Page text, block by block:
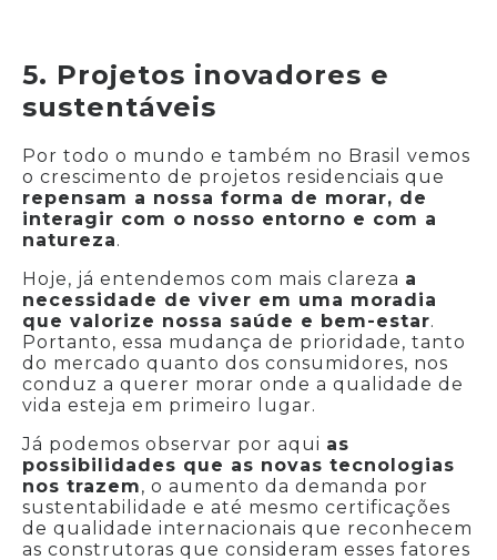
5. Projetos inovadores e
sustentáveis
Por todo o mundo e também no Brasil vemos
o crescimento de projetos residenciais que
repensam a nossa forma de morar, de
interagir com o nosso entorno e com a
natureza.
Hoje, já entendemos com mais clareza a
necessidade de viver em uma moradia
que valorize nossa saúde e bem-estar.
Portanto, essa mudança de prioridade, tanto
do mercado quanto dos consumidores, nos
conduz a querer morar onde a qualidade de
vida esteja em primeiro lugar.
Já podemos observar por aqui as
possibilidades que as novas tecnologias
nos trazem, o aumento da demanda por
sustentabilidade e até mesmo certificações
de qualidade internacionais que reconhecem
as construtoras que consideram esses fatores